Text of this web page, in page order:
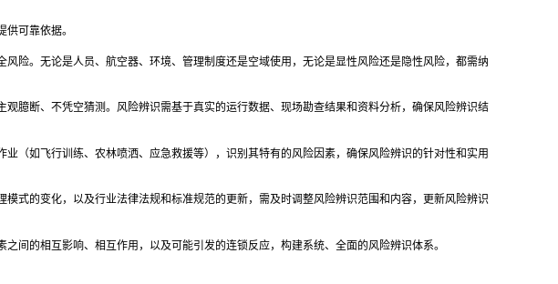
可靠依据。
险。无论是人员、航空器、环境、管理制度还是空域使用，无论是显性风险还是隐性风险，都需纳
臆断、不凭空猜测。风险辨识需基于真实的运行数据、现场勘查结果和资料分析，确保风险辨识结
（如飞行训练、农林喷洒、应急救援等），识别其特有的风险因素，确保风险辨识的针对性和实用
式的变化，以及行业法律法规和标准规范的更新，需及时调整风险辨识范围和内容，更新风险辨识
间的相互影响、相互作用，以及可能引发的连锁反应，构建系统、全面的风险辨识体系。